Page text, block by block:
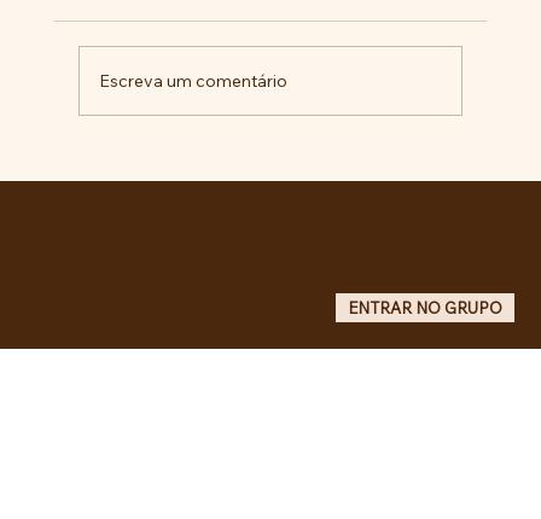
Escreva um comentário
ENTRAR NO GRUPO